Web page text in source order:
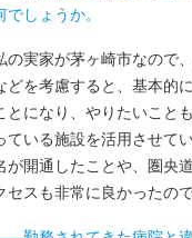
でしょうか。
実家が茅ヶ崎市なので
どを考慮すると、基本的
とになり、やりたいこと
ている施設を活用させて
が開通したことや、圏央
セスも非常に良かったの